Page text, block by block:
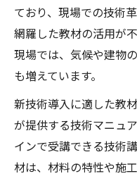
ており、現場での技術
網羅した教材の活用が
現場では、気候や建物
も増えています。
新技術導入に適した教
が提供する技術マニュ
インで受講できる技術
材は、材料の特性や施